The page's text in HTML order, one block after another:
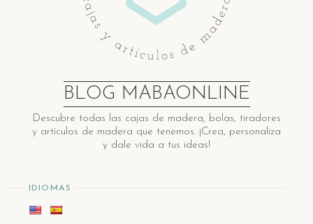
BLOG MABAONLINE
Descubre ​t​odas las cajas de madera​, bolas, tiradores
y artículos de madera ​q​ue tenemos. ¡Crea, personaliza
y dale vida a tus ideas!
IDIOMAS